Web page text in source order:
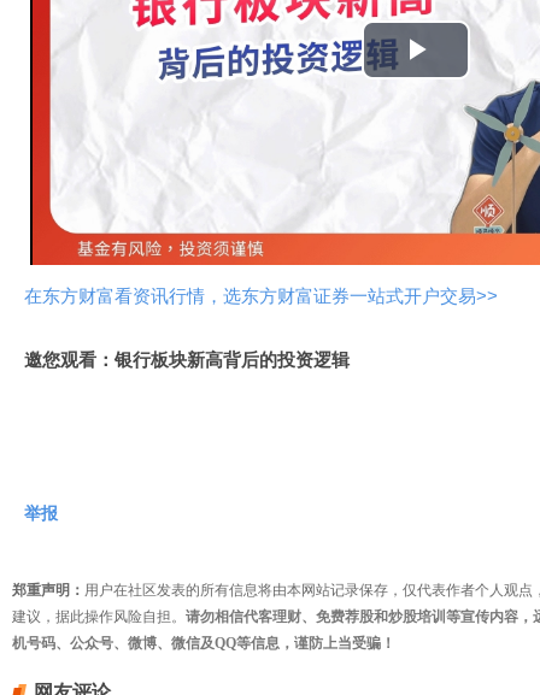
播
频
在东方财富看资讯行情，选东方财富证券一站式开户交易>>
邀您观看：银行板块新高背后的投资逻辑
举报
郑重声明： 用户在社区发表的所有信息将由本网站记录保存，仅代表作者个人观
建议，据此操作风险自担。 请勿相信代客理财、免费荐股和炒股培训等宣传内容
机号码、公众号、微博、微信及QQ等信息，谨防上当受骗！